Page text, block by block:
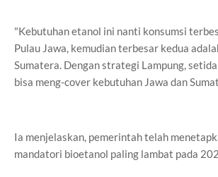
"Kebutuhan etanol ini nanti konsumsi
Pulau Jawa, kemudian terbesar kedua
Sumatera. Dengan strategi Lampung,
bisa meng-cover kebutuhan Jawa dan
Ia menjelaskan, pemerintah telah
mandatori bioetanol paling lambat pada